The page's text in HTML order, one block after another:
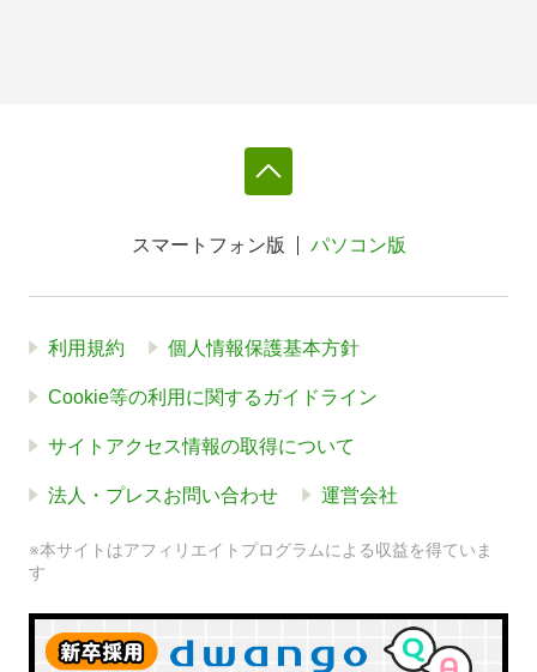
スマートフォン版 パソコン版
利用規約 個人情報保護基本方針
Cookie等の利用に関するガイドライン
サイトアクセス情報の取得について
法人・プレスお問い合わせ 運営会社
※本サイトはアフィリエイトプログラムによる収益を得ていま
す